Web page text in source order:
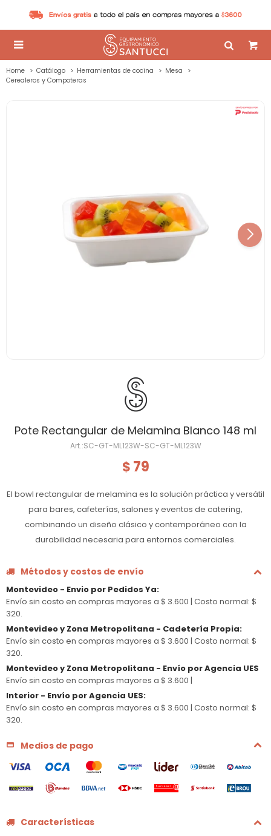

Home Catálogo Herramientas de cocina
Mesa
Cerealeros y Compoteras
Pote Rectangular de Melamina Blanco 148 ml
SC-GT-ML123W-SC-GT-ML123W
$ 79
El bowl rectangular de melamina es la solución práctica y versátil
para bares, cafeterías, salones y eventos de catering,
combinando un diseño clásico y contemporáneo con la
durabilidad necesaria para entornos comerciales.
Métodos y costos de envío
Montevideo - Envio por Pedidos Ya:
Envío sin costo en compras mayores a $ 3.600 | Costo normal: $
320.
Montevideo y Zona Metropolitana - Cadetería Propia:
Envío sin costo en compras mayores a $ 3.600 | Costo normal: $
320.
Montevideo y Zona Metropolitana - Envío por Agencia UES
Envío sin costo en compras mayores a $ 3.600 |
Interior - Envío por Agencia UES:
Envío sin costo en compras mayores a $ 3.600 | Costo normal: $
320.
Medios de pago
Características